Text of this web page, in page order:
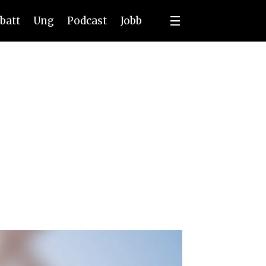
Ung Podcast Jobb